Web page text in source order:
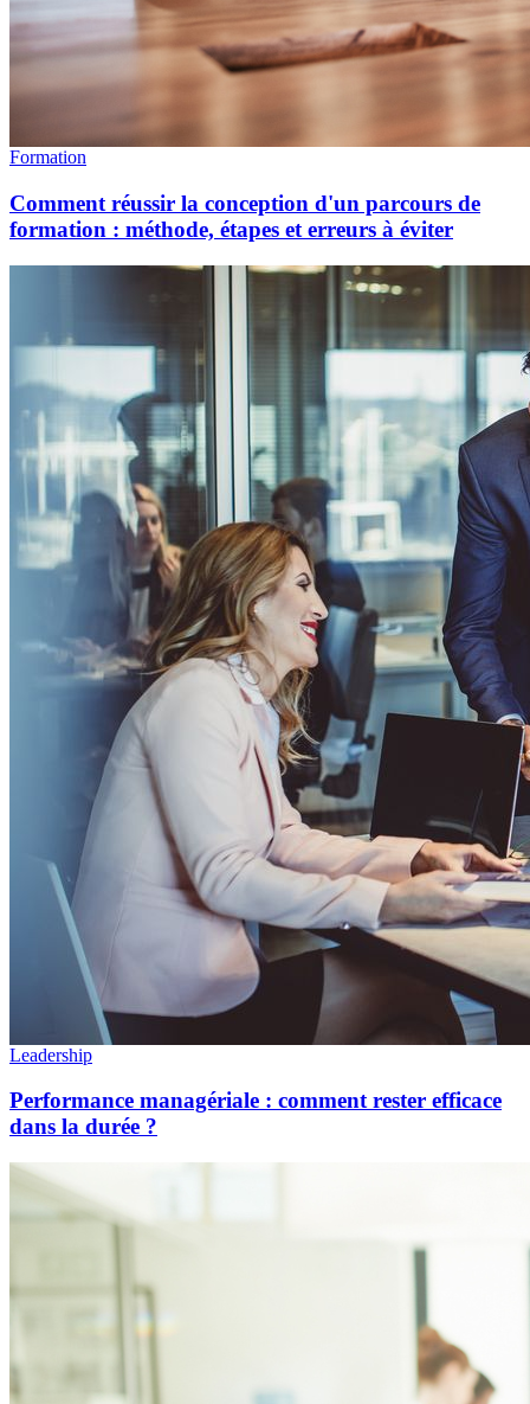
Formation
Comment réussir la conception d'un parcours de
formation : méthode, étapes et erreurs à éviter
Leadership
Performance managériale : comment rester efficace
dans la durée ?